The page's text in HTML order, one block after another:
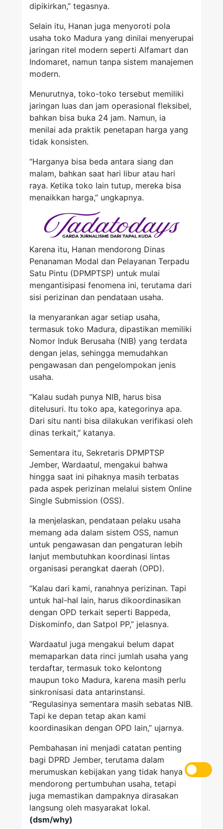
dipikirkan,” tegasnya.
Selain itu, Hanan juga menyoroti pola
usaha toko Madura yang dinilai menyerupai
jaringan ritel modern seperti Alfamart dan
Indomaret, namun tanpa sistem manajemen
modern.
Menurutnya, toko-toko tersebut memiliki
jaringan luas dan jam operasional fleksibel,
bahkan bisa buka 24 jam. Namun, ia
menilai ada praktik penetapan harga yang
tidak konsisten.
“Harganya bisa beda antara siang dan
malam, bahkan saat hari libur atau hari
raya. Ketika toko lain tutup, mereka bisa
menaikkan harga,” ungkapnya.
Karena itu, Hanan mendorong Dinas
Penanaman Modal dan Pelayanan Terpadu
Satu Pintu (DPMPTSP) untuk mulai
mengantisipasi fenomena ini, terutama dari
sisi perizinan dan pendataan usaha.
Ia menyarankan agar setiap usaha,
termasuk toko Madura, dipastikan memiliki
Nomor Induk Berusaha (NIB) yang terdata
dengan jelas, sehingga memudahkan
pengawasan dan pengelompokan jenis
usaha.
“Kalau sudah punya NIB, harus bisa
ditelusuri. Itu toko apa, kategorinya apa.
Dari situ nanti bisa dilakukan verifikasi oleh
dinas terkait,” katanya.
Sementara itu, Sekretaris DPMPTSP
Jember, Wardaatul, mengakui bahwa
hingga saat ini pihaknya masih terbatas
pada aspek perizinan melalui sistem Online
Single Submission (OSS).
Ia menjelaskan, pendataan pelaku usaha
memang ada dalam sistem OSS, namun
untuk pengawasan dan pengaturan lebih
lanjut membutuhkan koordinasi lintas
organisasi perangkat daerah (OPD).
“Kalau dari kami, ranahnya perizinan. Tapi
untuk hal-hal lain, harus dikoordinasikan
dengan OPD terkait seperti Bappeda,
Diskominfo, dan Satpol PP,” jelasnya.
Wardaatul juga mengakui belum dapat
memaparkan data rinci jumlah usaha yang
terdaftar, termasuk toko kelontong
maupun toko Madura, karena masih perlu
sinkronisasi data antarinstansi.
“Regulasinya sementara masih sebatas NIB.
Tapi ke depan tetap akan kami
koordinasikan dengan OPD lain,” ujarnya.
Pembahasan ini menjadi catatan penting
bagi DPRD Jember, terutama dalam
merumuskan kebijakan yang tidak hanya
mendorong pertumbuhan usaha, tetapi
juga memastikan dampaknya dirasakan
langsung oleh masyarakat lokal.
(dsm/why)